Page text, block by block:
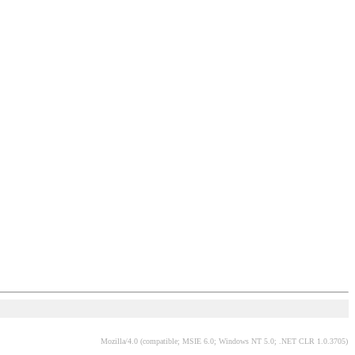
Mozilla/4.0 (compatible; MSIE 6.0; Windows NT 5.0; .NET CLR 1.0.3705)